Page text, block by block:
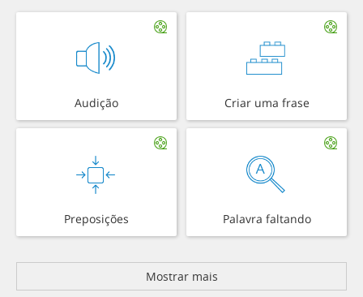
Audição Criar uma frase
Preposições Palavra faltando
Mostrar mais